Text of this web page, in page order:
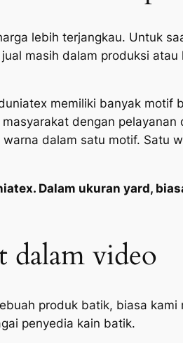
lebih terjangkau. Untuk
masih dalam produksi atau
memiliki banyak motif
dengan
dalam satu motif. Satu
Dalam ukuran yard,
dalam video
produk batik, biasa kami
penyedia kain batik.